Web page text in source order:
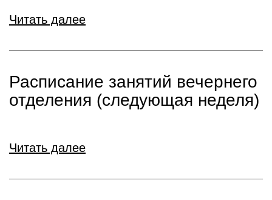
Читать далее
Расписание занятий вечернего
отделения (следующая неделя)
Читать далее